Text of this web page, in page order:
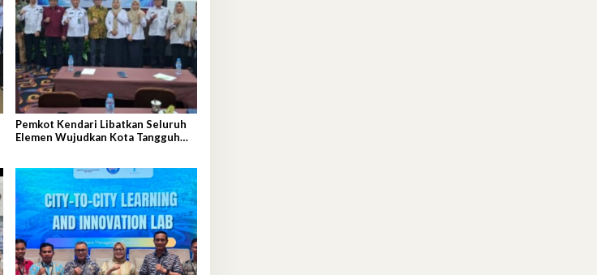
Pemkot Kendari Libatkan Seluruh
Elemen Wujudkan Kota Tangguh